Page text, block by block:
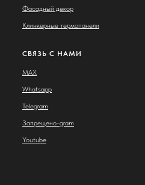
Фасадный декор
Клинкерные термопанели
СВЯЗЬ С НАМИ
MAX
Whatsapp
Telegram
Запрещено-gram
Youtube